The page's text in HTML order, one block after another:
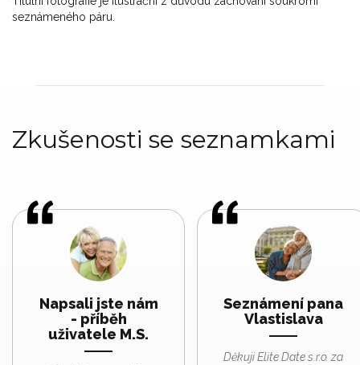
seznámeného páru.
Zkušenosti se seznamkami
Napsali jste nám
- příběh
uživatele M.S.
Seznámení pana
Vlastislava
Děkuji Elite Date s.r.o. za